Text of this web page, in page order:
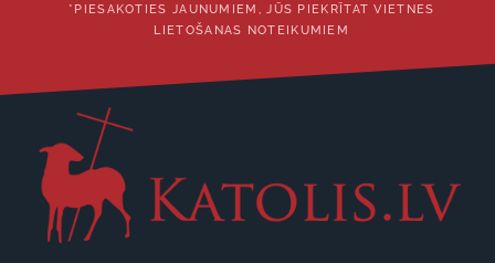
*PIESAKOTIES JAUNUMIEM, JŪS PIEKRĪTAT VIETNES
LIETOŠANAS NOTEIKUMIEM